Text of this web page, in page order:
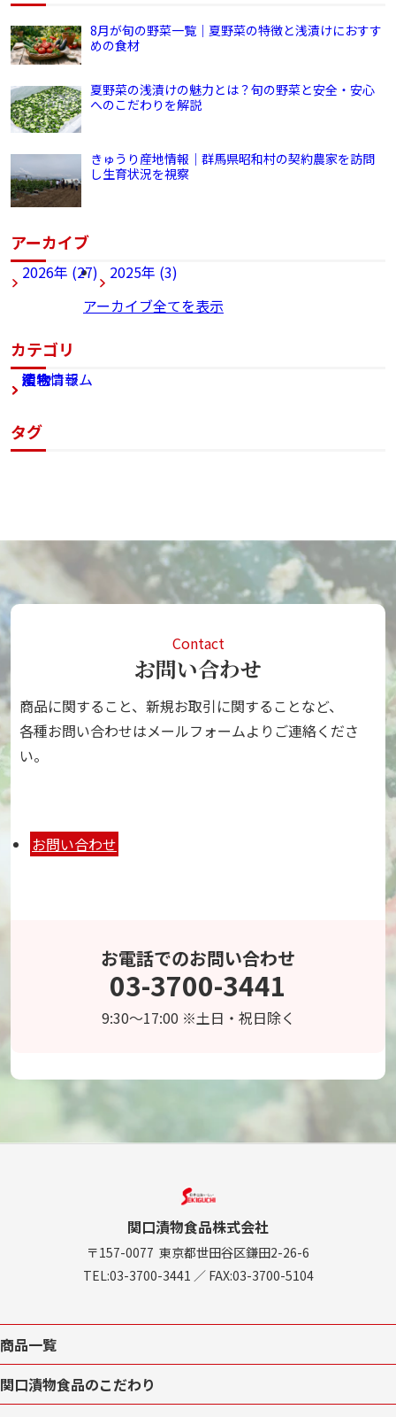
8月が旬の野菜一覧｜夏野菜の特徴と浅漬けにおすす
めの食材
夏野菜の浅漬けの魅力とは？旬の野菜と安全・安心
へのこだわりを解説
きゅうり産地情報｜群馬県昭和村の契約農家を訪問
し生育状況を視察
アーカイブ
2026年 (27)
2025年 (3)
アーカイブ全てを表示
カテゴリ
漬物
組合
漬物コラム
産地情報
タグ
Contact
お問い合わせ
商品に関すること、新規お取引に関することなど、
各種お問い合わせはメールフォームよりご連絡くださ
い。
お問い合わせ
お電話でのお問い合わせ
03-3700-3441
9:30～17:00 ※土日・祝日除く
関口漬物食品株式会社
〒157-0077 東京都世田谷区鎌田2-26-6
TEL:03-3700-3441 ／ FAX:03-3700-5104
商品一覧
関口漬物食品のこだわり